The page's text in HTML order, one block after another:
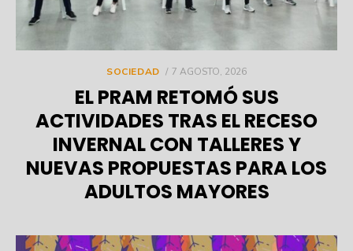
SOCIEDAD
POSTED
7 AGOSTO, 2026
EL PRAM RETOMÓ SUS
ACTIVIDADES TRAS EL RECESO
INVERNAL CON TALLERES Y
NUEVAS PROPUESTAS PARA LOS
ADULTOS MAYORES